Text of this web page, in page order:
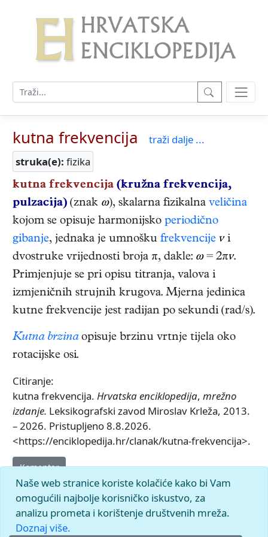
kutna frekvencija
traži dalje ...
struka(e): fizika
kutna frekvencija (kružna frekvencija,
pulzacija) (znak ω), skalarna fizikalna veličina
kojom se opisuje harmonijsko periodično
gibanje, jednaka je umnošku frekvencije νi
dvostruke vrijednosti broja π, dakle: ω= 2πν.
Primjenjuje se pri opisu titranja, valova i
izmjeničnih strujnih krugova. Mjerna jedinica
kutne frekvencije jest radijan po sekundi (rad/s).
Kutna brzinaopisuje brzinu vrtnje tijela oko
rotacijske osi.
Citiranje:
kutna frekvencija. Hrvatska enciklopedija, mrežno
izdanje. Leksikografski zavod Miroslav Krleža, 2013.
– 2026. Pristupljeno 8.8.2026.
<https://enciklopedija.hr/clanak/kutna-frekvencija>.
Komentar
Naše web stranice koriste kolačiće kako bi Vam
omogućili najbolje korisničko iskustvo, za
analizu prometa i korištenje društvenih mreža.
Doznaj više.